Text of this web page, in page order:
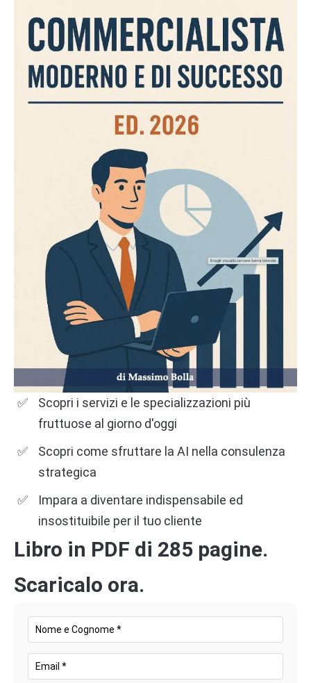
Scopri i servizi e le specializzazioni più
fruttuose al giorno d'oggi
Scopri come sfruttare la AI nella consulenza
strategica
Impara a diventare indispensabile ed
insostituibile per il tuo cliente
Libro in PDF di 285 pagine.
Scaricalo ora.